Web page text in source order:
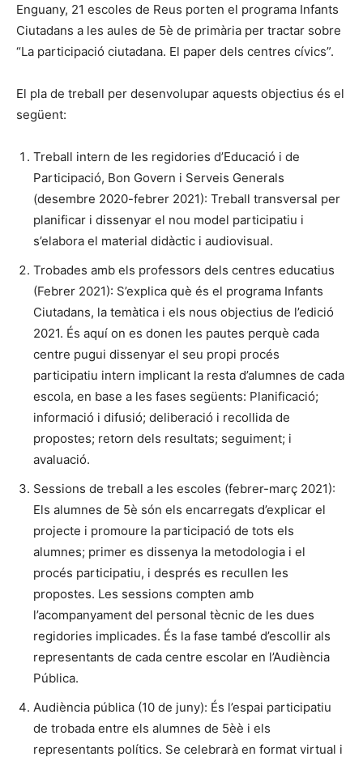
Enguany, 21 escoles de Reus porten el programa Infants
Ciutadans a les aules de 5è de primària per tractar sobre
“La participació ciutadana. El paper dels centres cívics”.
El pla de treball per desenvolupar aquests objectius és el
següent:
Treball intern de les regidories d’Educació i de
Participació, Bon Govern i Serveis Generals
(desembre 2020-febrer 2021): Treball transversal per
planificar i dissenyar el nou model participatiu i
s’elabora el material didàctic i audiovisual.
Trobades amb els professors dels centres educatius
(Febrer 2021): S’explica què és el programa Infants
Ciutadans, la temàtica i els nous objectius de l’edició
2021. És aquí on es donen les pautes perquè cada
centre pugui dissenyar el seu propi procés
participatiu intern implicant la resta d’alumnes de cada
escola, en base a les fases següents: Planificació;
informació i difusió; deliberació i recollida de
propostes; retorn dels resultats; seguiment; i
avaluació.
Sessions de treball a les escoles (febrer-març 2021):
Els alumnes de 5è són els encarregats d’explicar el
projecte i promoure la participació de tots els
alumnes; primer es dissenya la metodologia i el
procés participatiu, i després es recullen les
propostes. Les sessions compten amb
l’acompanyament del personal tècnic de les dues
regidories implicades. És la fase també d’escollir als
representants de cada centre escolar en l’Audiència
Pública.
Audiència pública (10 de juny): És l’espai participatiu
de trobada entre els alumnes de 5èè i els
representants polítics. Se celebrarà en format virtual i